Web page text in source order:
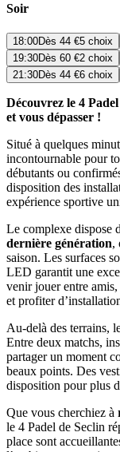
Soir
18:00Dès 44 €5 choix
19:30Dès 60 €2 choix
21:30Dès 44 €6 choix
Découvrez le 4
et vous dépasser !
Situé à quelques
incontournable pour
débutants ou
disposition des
expérience sportive
Le complexe dispose
dernière génération,
saison. Les surfaces
LED garantit une
venir jouer entre
et profiter
Au-delà des terrains,
Entre deux matchs,
partager un moment
beaux points. Des
disposition pour plus
Que vous cherchiez à
le 4 Padel de Seclin
place sont